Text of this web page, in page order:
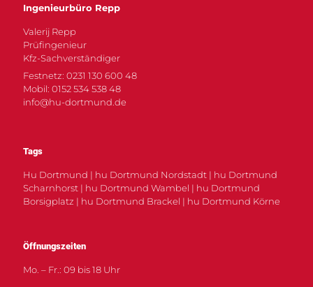
Ingenieurbüro Repp
Valerij Repp
Prüfingenieur
Kfz-Sachverständiger
Festnetz: 0231 130 600 48
Mobil: 0152 534 538 48
info@hu-dortmund.de
Tags
Hu Dortmund | hu Dortmund Nordstadt | hu Dortmund
Scharnhorst | hu Dortmund Wambel | hu Dortmund
Borsigplatz | hu Dortmund Brackel | hu Dortmund Körne
Öffnungszeiten
Mo. – Fr.: 09 bis 18 Uhr